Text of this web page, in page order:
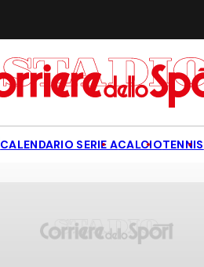
CALENDARIO SERIE ACALCIOTENNIS